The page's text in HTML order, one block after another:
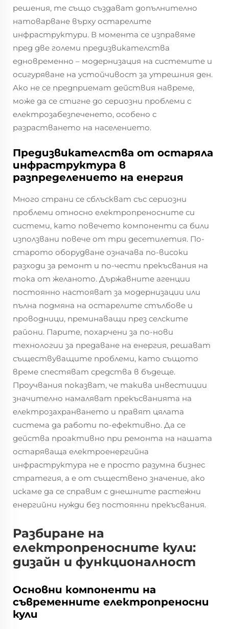
решения, те също създават допълнително
натоварване върху остарелите
инфраструктури. В момента се изправяме
пред две големи предизвикателства
едновременно – модернизация на системите и
осигуряване на устойчивост за утрешния ден.
Ако не се предприемат действия навреме,
може да се стигне до сериозни проблеми с
електрозабезпеченето, особено с
разрастването на населението.
Предизвикателства от остаряла
инфраструктура в
разпределението на енергия
Много страни се сблъскват със сериозни
проблеми относно електропреносните си
системи, като повечето компоненти са били
използвани повече от три десетилетия. По-
старото оборудване означава по-високи
разходи за ремонт и по-чести прекъсвания на
тока от желаното. Държавните агенции
постоянно настояват за модернизации или
пълна подмяна на остарелите стълбове и
проводници, преминаващи през селските
райони. Парите, похарчени за по-нови
технологии за предаване на енергия, решават
съществуващите проблеми, като същото
време спестяват средства в бъдеще.
Проучвания показват, че такива инвестиции
значително намаляват прекъсванията на
електрозахранването и правят цялата
система да работи по-ефективно. Да се
действа проактивно при ремонта на нашата
остаряваща електроенергийна
инфраструктура не е просто разумна бизнес
стратегия, а е от съществено значение, ако
искаме да се справим с днешните растежни
енергийни нужди без постоянни прекъсвания.
Разбиране на
електропреносните кули:
дизайн и функционалност
Основни компоненти на
съвременните електропреносни
кули